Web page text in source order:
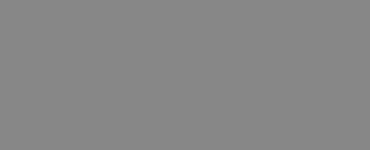
Nezbytně nutné soubory cookie umožňují